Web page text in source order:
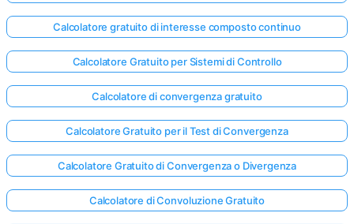
Calcolatore gratuito di interesse composto continuo
Calcolatore Gratuito per Sistemi di Controllo
Calcolatore di convergenza gratuito
Calcolatore Gratuito per il Test di Convergenza
Calcolatore Gratuito di Convergenza o Divergenza
Calcolatore di Convoluzione Gratuito